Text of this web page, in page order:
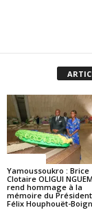
Yamoussoukro : Brice
Clotaire OLIGUI
rend hommage à la
mémoire du Président
Félix Houphouët-